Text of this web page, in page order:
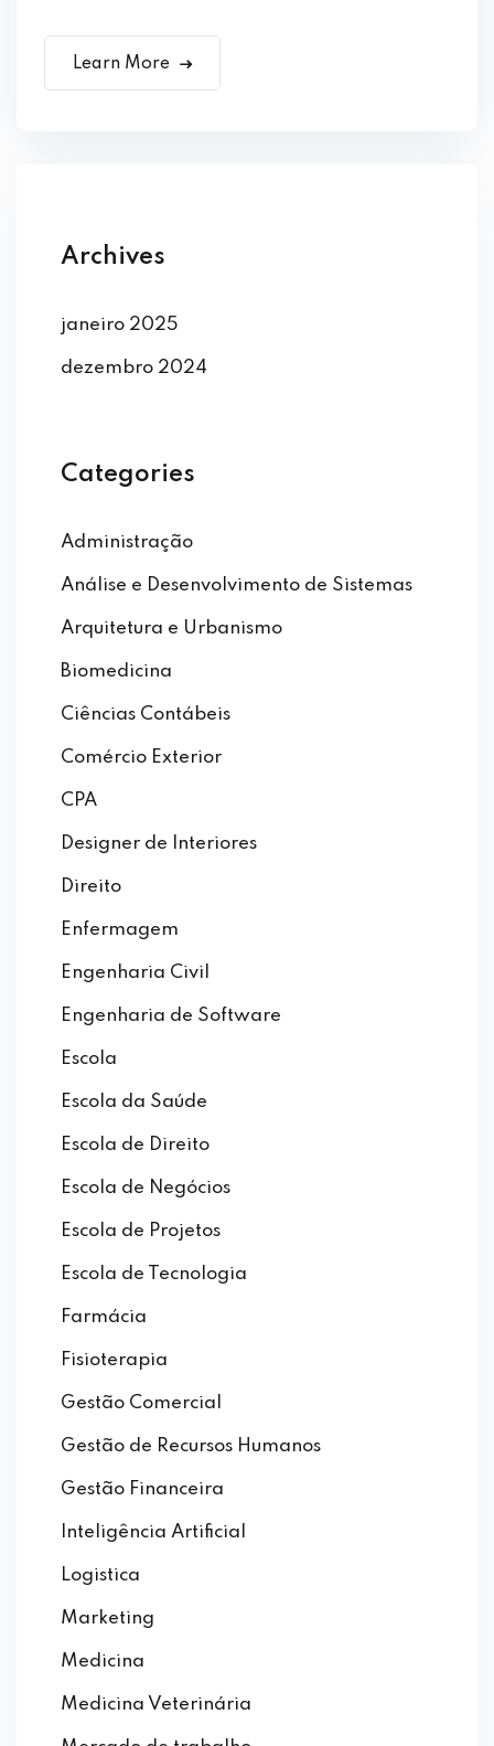
Learn More
Archives
janeiro 2025
dezembro 2024
Categories
Administração
Análise e Desenvolvimento de Sistemas
Arquitetura e Urbanismo
Biomedicina
Ciências Contábeis
Comércio Exterior
CPA
Designer de Interiores
Direito
Enfermagem
Engenharia Civil
Engenharia de Software
Escola
Escola da Saúde
Escola de Direito
Escola de Negócios
Escola de Projetos
Escola de Tecnologia
Farmácia
Fisioterapia
Gestão Comercial
Gestão de Recursos Humanos
Gestão Financeira
Inteligência Artificial
Logistica
Marketing
Medicina
Medicina Veterinária